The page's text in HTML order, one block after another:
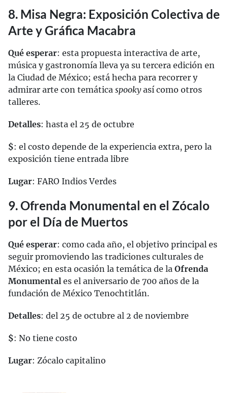
8. Misa Negra: Exposición Colectiva de
Arte y Gráfica Macabra
Qué esperar: esta propuesta interactiva de arte,
música y gastronomía lleva ya su tercera edición en
la Ciudad de México; está hecha para recorrer y
admirar arte con temática spookyasí como otros
talleres.
Detalles: hasta el 25 de octubre
$: el costo depende de la experiencia extra, pero la
exposición tiene entrada libre
Lugar: FARO Indios Verdes
9. Ofrenda Monumental en el Zócalo
por el Día de Muertos
Qué esperar: como cada año, el objetivo principal es
seguir promoviendo las tradiciones culturales de
México; en esta ocasión la temática de la Ofrenda
Monumental es el aniversario de 700 años de la
fundación de México Tenochtitlán.
Detalles: del 25 de octubre al 2 de noviembre
$: No tiene costo
Lugar: Zócalo capitalino